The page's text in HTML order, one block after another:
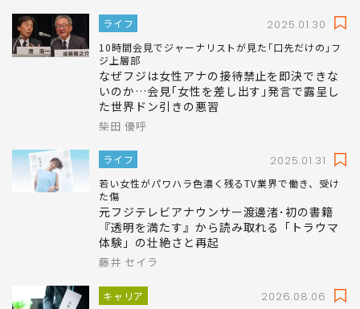
ート結果｣
森崎 めぐみ
ライフ 2025.01.30
10時間会見でジャーナリストが見た｢口先だけの｣フ
ジ上層部
なぜフジは女性アナの接待禁止を即決できな
た世界ドン引きの悪習
柴田 優呼
ライフ 2025.01.31
若い女性がパワハラ色濃く残るTV業界で働き、受け
た傷
元フジテレビアナウンサー渡邊渚･初の書籍
体験」の壮絶さと再起